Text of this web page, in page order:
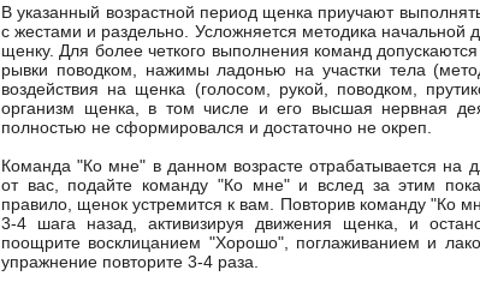
В указанный возрастной период щенка приучают
с жестами и раздельно. Усложняется методика начальной
щенку. Для более четкого выполнения команд
рывки поводком, нажимы ладонью на участки тела
воздействия на щенка (голосом, рукой, поводком,
организм щенка, в том числе и его высшая нервная
полностью не сформировался и достаточно не окреп.
Команда "Ко мне" в данном возрасте отрабатывается на
от вас, подайте команду "Ко мне" и вслед за этим
правило, щенок устремится к вам. Повторив команду "Ко
3-4 шага назад, активизируя движения щенка, и
поощрите восклицанием "Хорошо", поглаживанием и
упражнение повторите 3-4 раза.